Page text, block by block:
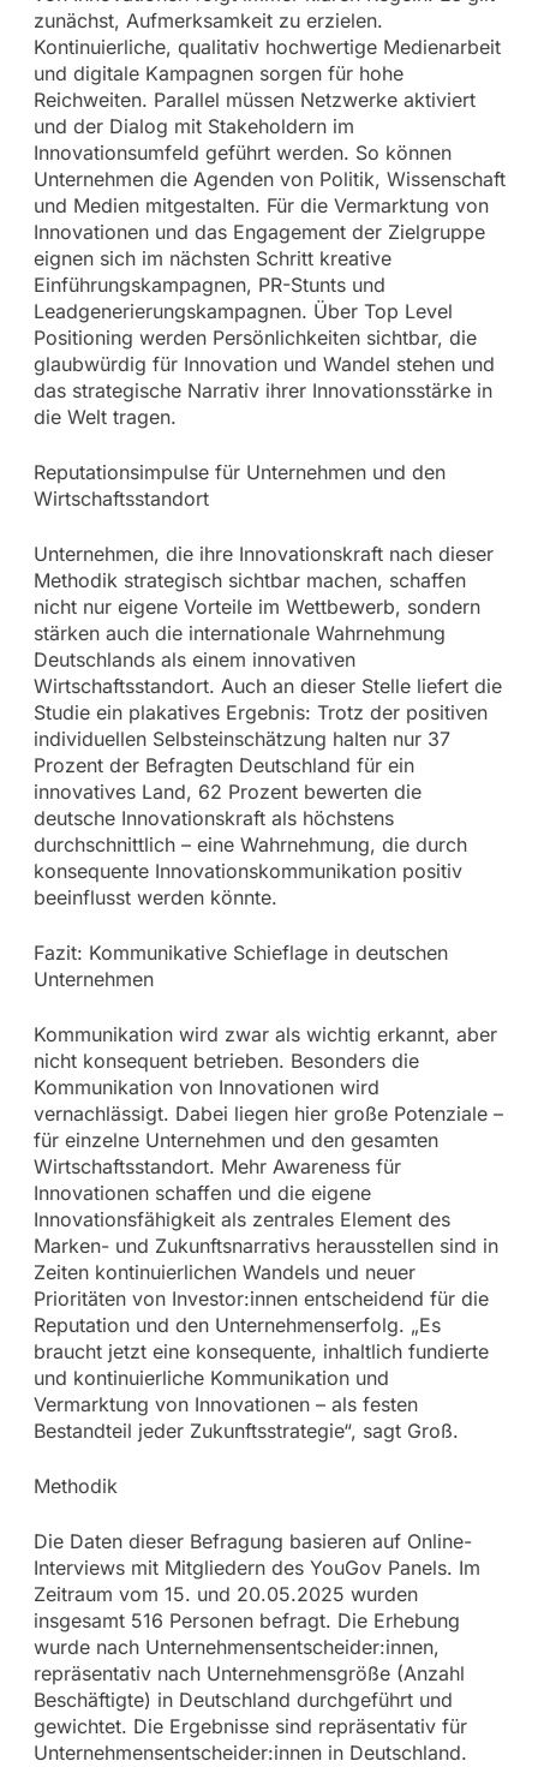
zunächst, Aufmerksamkeit zu erzielen.
Kontinuierliche, qualitativ hochwertige Medienarbeit
und digitale Kampagnen sorgen für hohe
Reichweiten. Parallel müssen Netzwerke aktiviert
und der Dialog mit Stakeholdern im
Innovationsumfeld geführt werden. So können
Unternehmen die Agenden von Politik, Wissenschaft
und Medien mitgestalten. Für die Vermarktung von
Innovationen und das Engagement der Zielgruppe
eignen sich im nächsten Schritt kreative
Einführungskampagnen, PR-Stunts und
Leadgenerierungskampagnen. Über Top Level
Positioning werden Persönlichkeiten sichtbar, die
glaubwürdig für Innovation und Wandel stehen und
das strategische Narrativ ihrer Innovationsstärke in
die Welt tragen.
Reputationsimpulse für Unternehmen und den
Wirtschaftsstandort
Unternehmen, die ihre Innovationskraft nach dieser
Methodik strategisch sichtbar machen, schaffen
nicht nur eigene Vorteile im Wettbewerb, sondern
stärken auch die internationale Wahrnehmung
Deutschlands als einem innovativen
Wirtschaftsstandort. Auch an dieser Stelle liefert die
Studie ein plakatives Ergebnis: Trotz der positiven
individuellen Selbsteinschätzung halten nur 37
Prozent der Befragten Deutschland für ein
innovatives Land, 62 Prozent bewerten die
deutsche Innovationskraft als höchstens
durchschnittlich – eine Wahrnehmung, die durch
konsequente Innovationskommunikation positiv
beeinflusst werden könnte.
Fazit: Kommunikative Schieflage in deutschen
Unternehmen
Kommunikation wird zwar als wichtig erkannt, aber
nicht konsequent betrieben. Besonders die
Kommunikation von Innovationen wird
vernachlässigt. Dabei liegen hier große Potenziale –
für einzelne Unternehmen und den gesamten
Wirtschaftsstandort. Mehr Awareness für
Innovationen schaffen und die eigene
Innovationsfähigkeit als zentrales Element des
Marken- und Zukunftsnarrativs herausstellen sind in
Zeiten kontinuierlichen Wandels und neuer
Prioritäten von Investor:innen entscheidend für die
Reputation und den Unternehmenserfolg. „Es
braucht jetzt eine konsequente, inhaltlich fundierte
und kontinuierliche Kommunikation und
Vermarktung von Innovationen – als festen
Bestandteil jeder Zukunftsstrategie“, sagt Groß.
Methodik
Die Daten dieser Befragung basieren auf Online-
Interviews mit Mitgliedern des YouGov Panels. Im
Zeitraum vom 15. und 20.05.2025 wurden
insgesamt 516 Personen befragt. Die Erhebung
wurde nach Unternehmensentscheider:innen,
repräsentativ nach Unternehmensgröße (Anzahl
Beschäftigte) in Deutschland durchgeführt und
gewichtet. Die Ergebnisse sind repräsentativ für
Unternehmensentscheider:innen in Deutschland.